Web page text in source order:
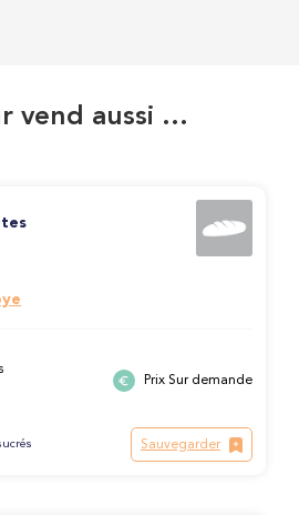
vend aussi …
Prix Sur demande
Sauvegarder